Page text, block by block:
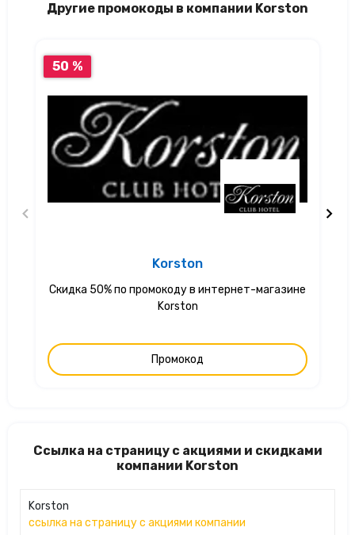
Другие промокоды в компании Korston
50 %
Korston
Скидка 50% по промокоду в интернет-магазине
Korston
Промокод
Ссылка на страницу с акциями и скидками
компании Korston
Korston
ссылка на страницу с акциями компании